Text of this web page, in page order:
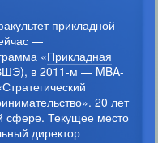
прикладной
—
«Прикладная
в 2011-м — MBA-
20 лет
сфере. Текущее место
директор